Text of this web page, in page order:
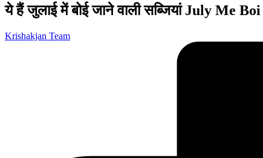
ये हैं जुलाई में बोई जाने वाली सब्जियां July Me
Posted
Krishakjan Team